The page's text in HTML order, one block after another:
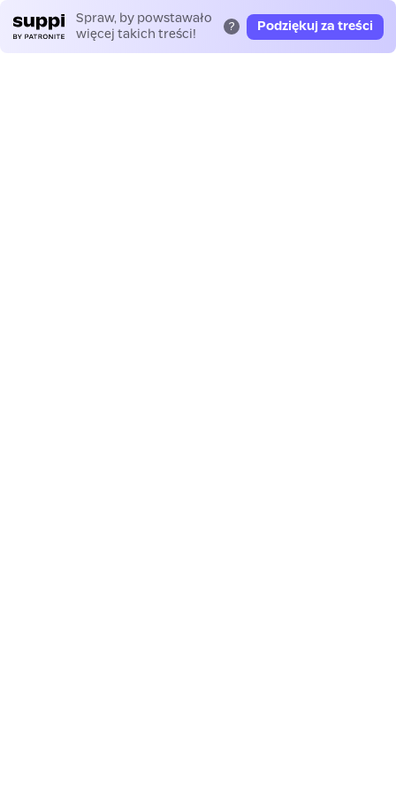
Spraw, by powstawało
więcej takich treści!
? Podziękuj za treści